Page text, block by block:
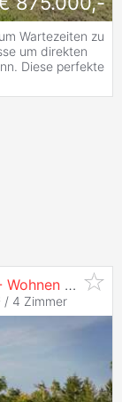
Wartezeiten zu
um direkten
Diese perfekte
mit Ausblick
/ 4 Zimmer